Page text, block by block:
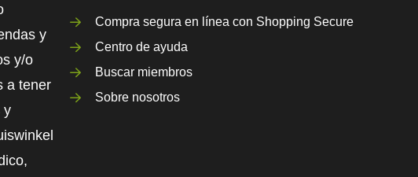
y
y/o
a tener
y
Compra segura en línea con Shopping Secure
Centro de ayuda
Buscar miembros
Sobre nosotros